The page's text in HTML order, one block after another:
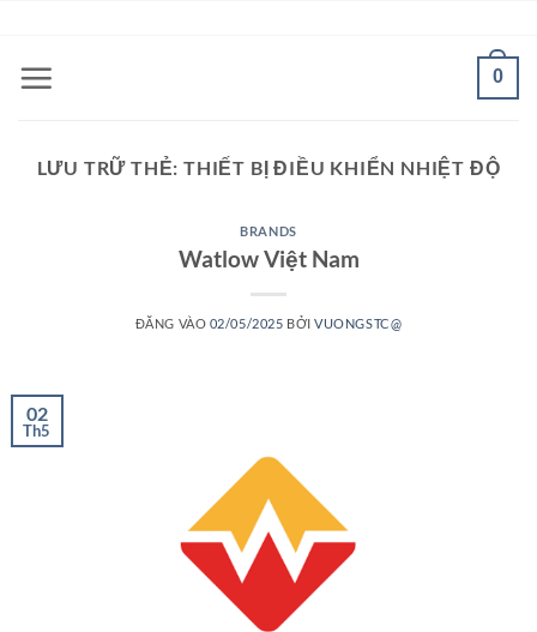
nội
0
LƯU TRỮ THẺ: THIẾT BỊ ĐIỀU KHIỂN NHIỆT ĐỘ
BRANDS
Watlow Việt Nam
ĐĂNG VÀO 02/05/2025 BỞIVUONGSTC@
02
Th5